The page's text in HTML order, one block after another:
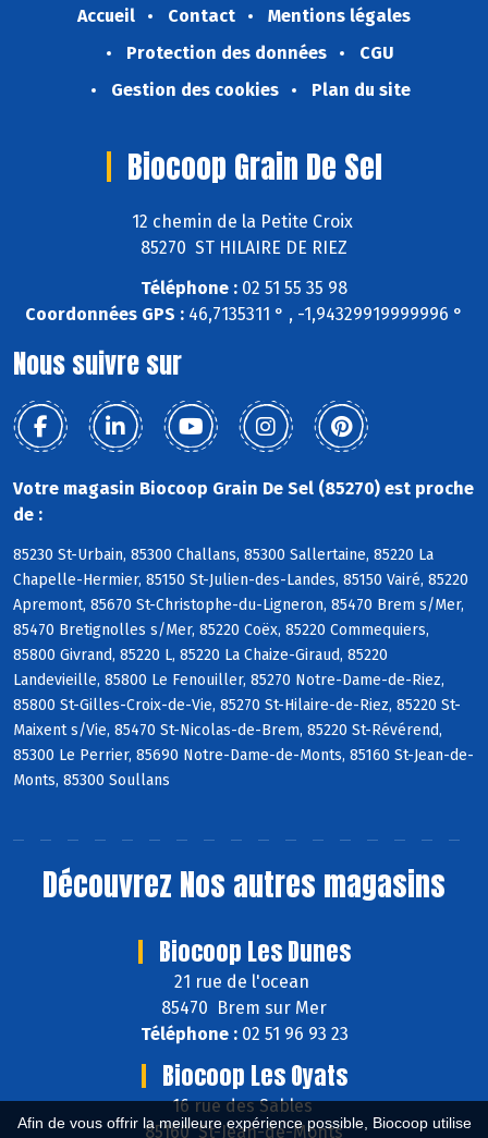
Afin de vous offrir la meilleure expérience possible, Biocoop utilise
Accueil Contact
Mentions légales
Protection des données
CGU
Gestion des cookies
Plan du site
Biocoop Grain De Sel
12 chemin de la Petite Croix
85270 ST HILAIRE DE RIEZ
Téléphone : 02 51 55 35 98
Coordonnées GPS : 46,7135311 ° , -1,94329919999996 °
Nous suivre sur
Votre magasin Biocoop Grain De Sel (85270) est proche
de :
85230 St-Urbain, 85300 Challans, 85300 Sallertaine, 85220 La
Chapelle-Hermier, 85150 St-Julien-des-Landes, 85150 Vairé, 85220
Apremont, 85670 St-Christophe-du-Ligneron, 85470 Brem s/Mer,
85470 Bretignolles s/Mer, 85220 Coëx, 85220 Commequiers,
85800 Givrand, 85220 L, 85220 La Chaize-Giraud, 85220
Landevieille, 85800 Le Fenouiller, 85270 Notre-Dame-de-Riez,
85800 St-Gilles-Croix-de-Vie, 85270 St-Hilaire-de-Riez, 85220 St-
Maixent s/Vie, 85470 St-Nicolas-de-Brem, 85220 St-Révérend,
85300 Le Perrier, 85690 Notre-Dame-de-Monts, 85160 St-Jean-de-
Monts, 85300 Soullans
Découvrez Nos autres magasins
Biocoop Les Dunes
21 rue de l'ocean
85470 Brem sur Mer
Téléphone :02 51 96 93 23
Biocoop Les Oyats
16 rue des Sables
85160 St-Jean-de-Monts